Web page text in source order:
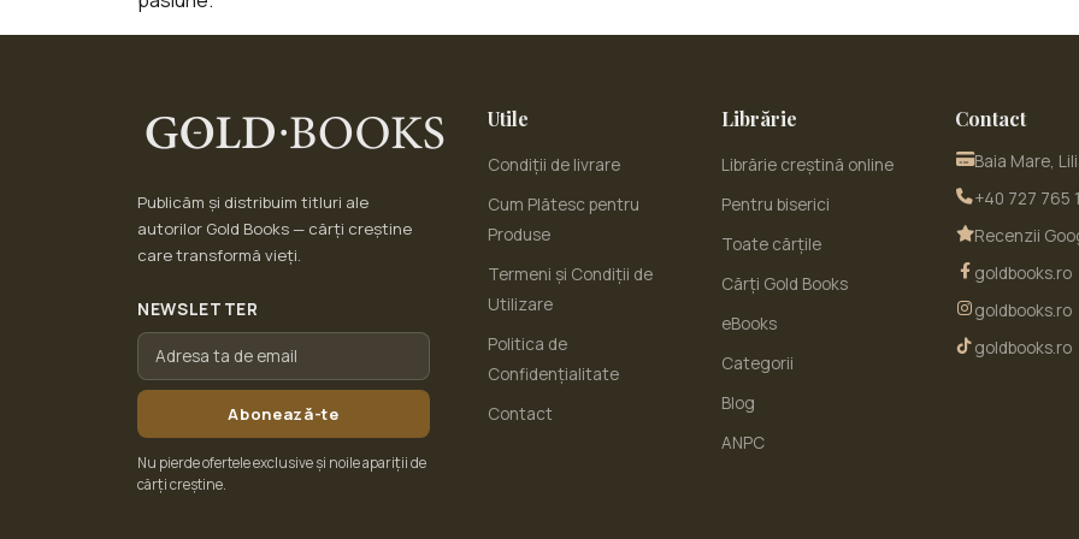
Publicăm și distribuim titluri ale
autorilor Gold Books — cărți creștine
care transformă vieți.
NEWSLETTER
Abonează-te
Nu pierde ofertele exclusive și noile apariții de
cărți creștine.
Utile
Condiții de livrare
Cum Plătesc pentru
Produse
Termeni și Condiții de
Utilizare
Politica de
Confidențialitate
Contact
Librărie
Librărie creștină online
Pentru biserici
Toate cărțile
Cărți Gold Books
eBooks
Categorii
Blog
ANPC
Contact
Baia Mare,
+40 727 765
Recenzii
goldbooks.ro
goldbooks.ro
goldbooks.ro